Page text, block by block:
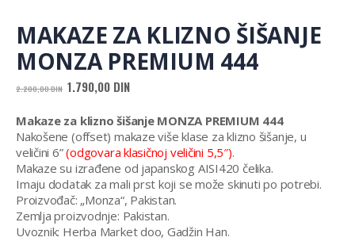
MAKAZE ZA KLIZNO ŠIŠANJE
MONZA PREMIUM 444
2.200,00DIN Originalna
je
bila:
2.200,00 DIN.
1.790,00 DINTrenutna
je:
1.790,00 DIN.
Makaze za klizno šišanje MONZA PREMIUM 444
Nakošene (offset) makaze više klase za klizno šišanje, u
veličini 6”(odgovara klasičnoj veličini 5,5″).
Makaze su izrađene od japanskog AISI420 čelika.
Imaju dodatak za mali prst koji se može skinuti po potrebi.
Proizvođač: „Monza“, Pakistan.
Zemlja proizvodnje: Pakistan.
Uvoznik: Herba Market doo, Gadžin Han.